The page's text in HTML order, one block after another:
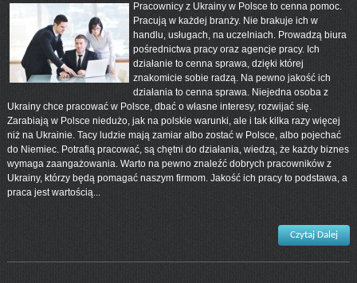
Pracownicy z Ukrainy w Polsce to cenna pomoc.
Pracują w każdej branży. Nie brakuje ich w
handlu, usługach, na uczelniach. Prowadzą biura
pośrednictwa pracy oraz agencje pracy. Ich
działanie to cenna sprawa, dzięki której
znakomicie sobie radzą. Na pewno jakość ich
działania to cenna sprawa. Niejedna osoba z
Ukrainy chce pracować w Polsce, dbać o własne interesy, rozwijać się.
Zarabiają w Polsce niedużo, jak na polskie warunki, ale i tak kilka razy więcej
niż na Ukrainie. Tacy ludzie mają zamiar albo zostać w Polsce, albo pojechać
do Niemiec. Potrafią pracować, są chętni do działania, wiedzą, że każdy biznes
wymaga zaangażowania. Warto na pewno znaleźć dobrych pracowników z
Ukrainy, którzy będą pomagać naszym firmom. Jakość ich pracy to podstawa, a
praca jest wartością...
Czytaj Dalej